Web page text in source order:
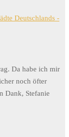
Deutschlands -
Da habe ich mir
noch öfter
Dank, Stefanie